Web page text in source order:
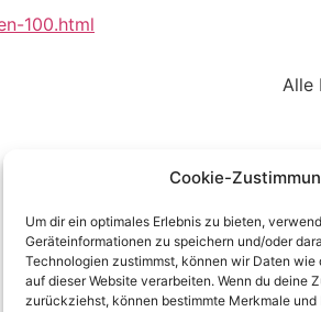
Cookie-
Um dir ein optimales Erlebnis zu bieten,
Geräteinformationen zu speichern und/oder
Technologien zustimmst, können wir Daten
auf dieser Website verarbeiten. Wenn du deine
zurückziehst, können bestimmte Merkmale
100.html
Alle